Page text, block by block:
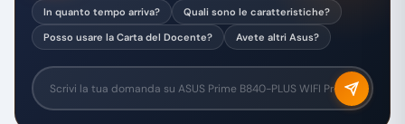
In quanto tempo arriva?
Quali sono le caratteristiche?
Posso usare la Carta del Docente?
Avete altri Asus?